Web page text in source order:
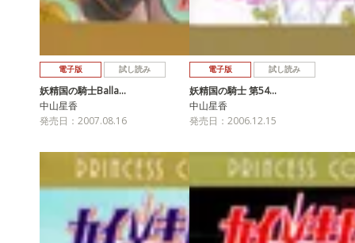
電子版 試し読み
妖精国の騎士Balla…
中山星香
発売日：2007.08.16
電子版 試し読み
妖精国の騎士 第54…
中山星香
発売日：2006.12.15